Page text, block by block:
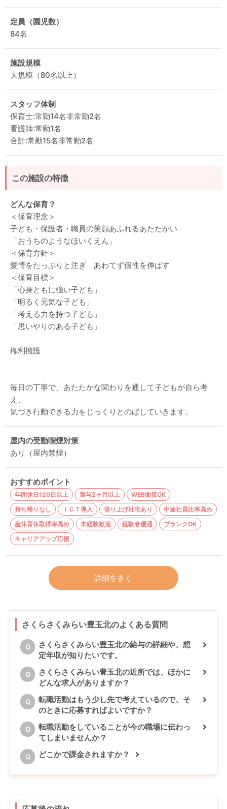
定員（園児数）
84名
施設規模
大規模（80名以上）
スタッフ体制
保育士:常勤14名非常勤2名
看護師:常勤1名
合計:常勤15名非常勤2名
この施設の特徴
どんな保育？
＜保育理念＞
子ども・保護者・職員の笑顔あふれるあたたかい
「おうちのようなほいくえん」
＜保育方針＞
愛情をたっぷりと注ぎ あわてず個性を伸ばす
＜保育目標＞
「心身ともに強い子ども」
「明るく元気な子ども」
「考える力を持つ子ども」
「思いやりのある子ども」
権利擁護
毎日の丁寧で、あたたかな関わりを通して子どもが自ら考
え、
気づき行動できる力をじっくりとのばしていきます。
屋内の受動喫煙対策
あり（屋内禁煙）
おすすめポイント
年間休日120日以上 賞与2ヶ月以上
WEB面接OK
持ち帰りなし
ＩＣＴ導入 借り上げ社宅あり
中途社員比率高め
産休育休取得率高め
未経験歓迎 経験者優遇
ブランクOK
キャリアアップ応援
詳細をきく
さくらさくみらい豊玉北のよくある質問
Q
さくらさくみらい豊玉北の給与の詳細や、想
定年収が知りたいです。
Q
さくらさくみらい豊玉北の近所では、ほかに
どんな求人がありますか？
Q
転職活動はもう少し先で考えているので、そ
のときに応募すればよいですか？
Q
転職活動をしていることが今の職場に伝わっ
てしまいませんか？
Q どこかで課金されますか？